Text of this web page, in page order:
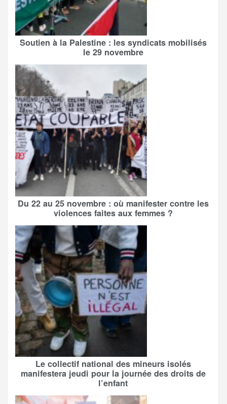
Soutien à la Palestine : les syndicats mobilisés
le 29 novembre
Du 22 au 25 novembre : où manifester contre les
violences faites aux femmes ?
Le collectif national des mineurs isolés
manifestera jeudi pour la journée des droits de
l’enfant